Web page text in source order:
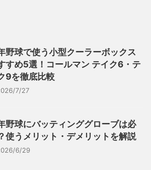
野球で使う小型クーラーボックス
すめ5選！コールマン テイク6・テ
9を徹底比較
7/27
野球にバッティンググローブは必
使うメリット・デメリットを解説
6/29